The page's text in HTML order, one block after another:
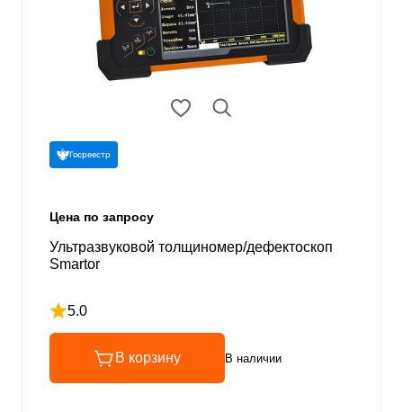
Госреестр
Цена по запросу
Ультразвуковой толщиномер/дефектоскоп
Smartor
5.0
Рейтинг 5 из 5
В корзину В наличии